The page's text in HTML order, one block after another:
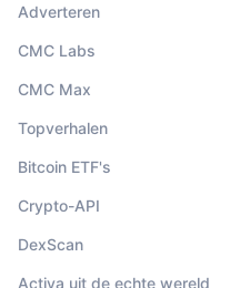
Adverteren
CMC Labs
CMC Max
Topverhalen
Bitcoin ETF's
Crypto-API
DexScan
Activa uit de echte wereld